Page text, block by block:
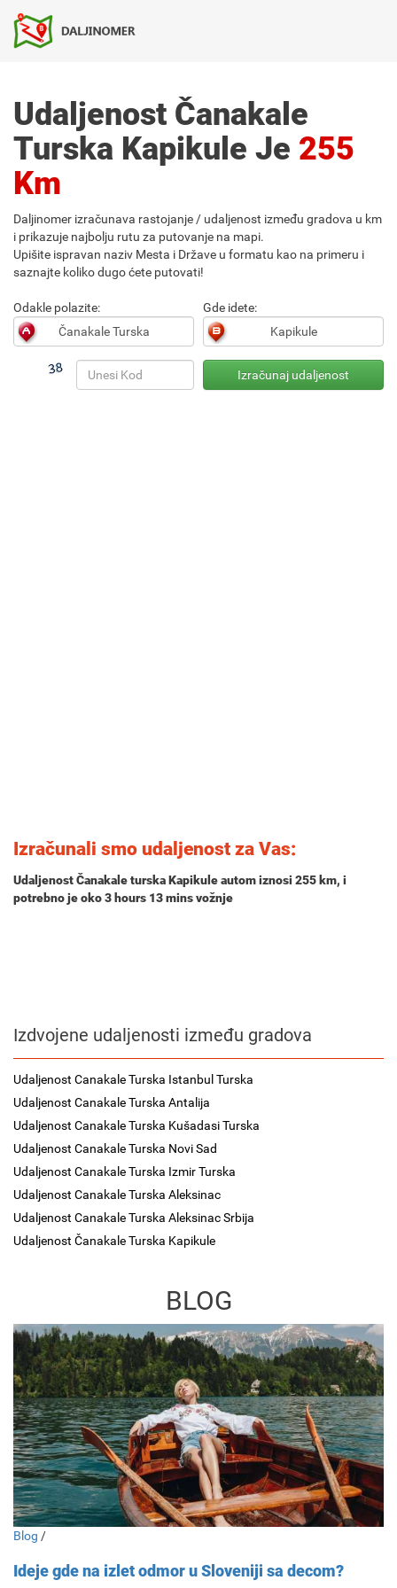
Udaljenost Čanakale
Turska Kapikule Je 255
Km
Daljinomer izračunava rastojanje / udaljenost između gradova u km
i prikazuje najbolju rutu za putovanje na mapi.
Upišite ispravan naziv Mesta i Države u formatu kao na primeru i
saznajte koliko dugo ćete putovati!
Odakle polazite: Gde idete:
Izračunali smo udaljenost za Vas:
Udaljenost Čanakale turska Kapikule autom iznosi 255 km, i
potrebno je oko3 hours 13 minsvožnje
Izdvojene udaljenosti između gradova
Udaljenost Canakale Turska Istanbul Turska
Udaljenost Canakale Turska Antalija
Udaljenost Canakale Turska Kušadasi Turska
Udaljenost Canakale Turska Novi Sad
Udaljenost Canakale Turska Izmir Turska
Udaljenost Canakale Turska Aleksinac
Udaljenost Canakale Turska Aleksinac Srbija
Udaljenost Čanakale Turska Kapikule
BLOG
Blog /
Ideje gde na izlet odmor u Sloveniji sa decom?